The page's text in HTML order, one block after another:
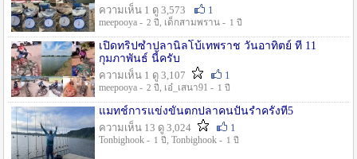
ความเห็น 1 ดู 3,573
1
meepooya - 2 ปี , เด็กสามพราน - 1 ปี
เปิดทริปซ้ำปลานิลโบ้เทพราช วันอาทิตย์ ที่ 11
กุมภาพันธ์ นี้ครับ
ความเห็น 1 ดู 3,107
1
meepooya - 2 ปี , เอ๋_เสนา91 - 1 ปี
แมทช์การแข่งขั้นตกปลาคนปั้นรำครั้งที่5
ความเห็น 13 ดู 3,024
1
Tonbighook - 1 ปี , Tonbighook - 1 ปี